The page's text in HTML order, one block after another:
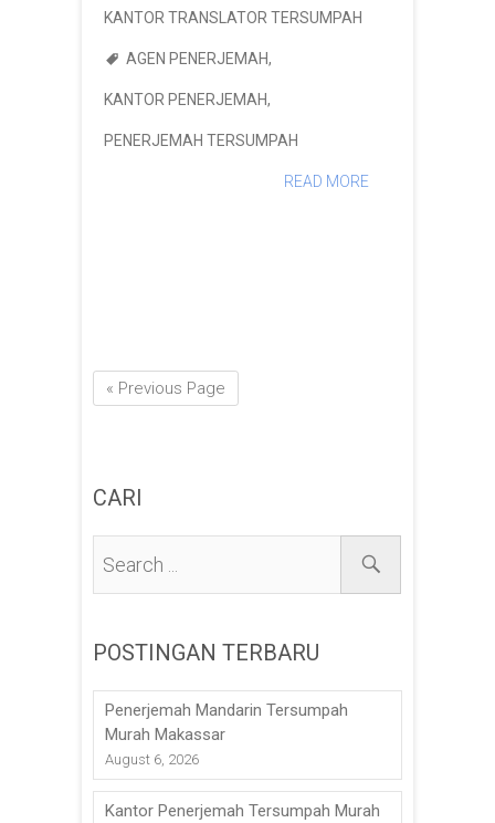
KANTOR TRANSLATOR TERSUMPAH
AGEN PENERJEMAH,
KANTOR PENERJEMAH,
PENERJEMAH TERSUMPAH
READ MORE
« Previous Page
CARI
POSTINGAN TERBARU
Penerjemah Mandarin Tersumpah
Murah Makassar
August 6, 2026
Kantor Penerjemah Tersumpah Murah